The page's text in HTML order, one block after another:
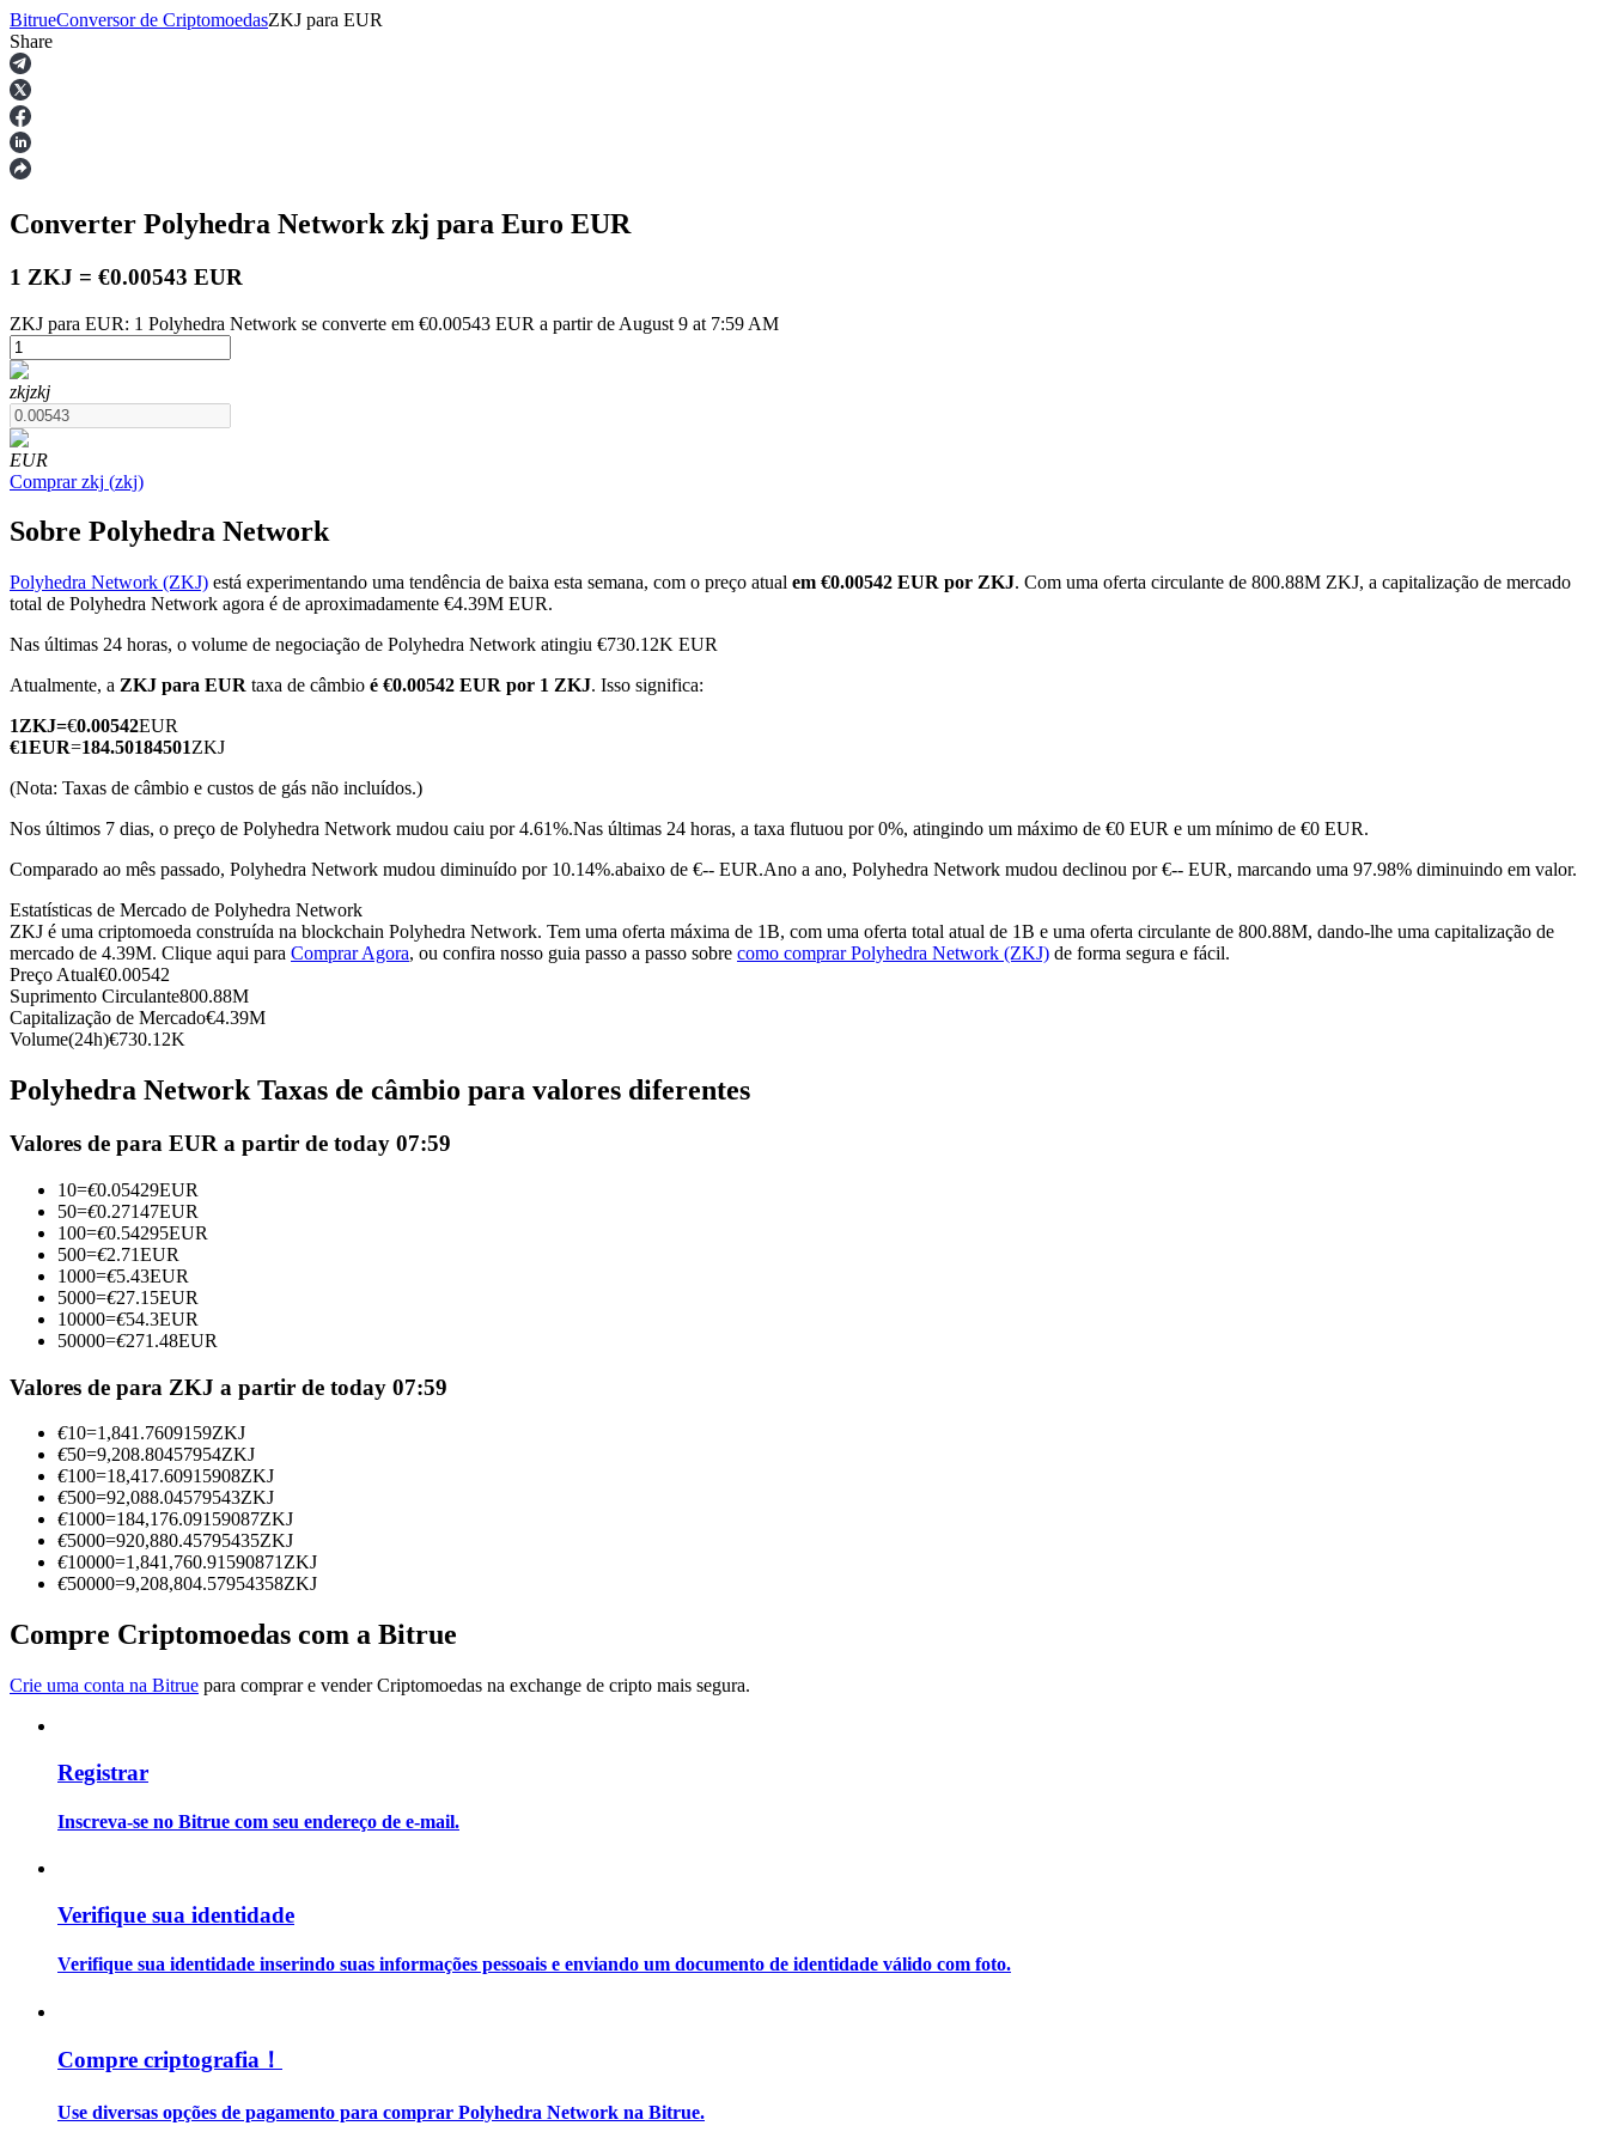
Futuros
Futuros de USDT
Futuros usando USDT como garantia
Futuros COIN-M
Futuros de criptomoeda
Futuros usando USDC como garantia
Copiar Trading
Junte-se aos principais traders
Torne-se um Trader de Cópias
Informação
Análise de big data, incluindo informações comerciais, etc.
BitrueConversor de CriptomoedasZKJ para EUR
Share
Converter Polyhedra Network zkj para Euro EUR
1 ZKJ = €0.00543 EUR
ZKJ para EUR: 1 Polyhedra Network se converte em €0.00543 EUR a partir de August 9 at 7:59 AM
zkjzkj
EUR
Comprar zkj (zkj)
Sobre Polyhedra Network
Polyhedra Network (ZKJ) está experimentando uma tendência de baixa esta semana, com o preço atual em €0.00542 EUR por ZKJ. Com uma oferta circulante de 800.88M ZKJ, a capitalização de mercado
total de Polyhedra Network agora é de aproximadamente €4.39M EUR.
Nas últimas 24 horas, o volume de negociação de Polyhedra Network atingiu €730.12K EUR
Atualmente, a ZKJ para EUR taxa de câmbio é €0.00542 EUR por 1 ZKJ. Isso significa:
1ZKJ=€0.00542EUR
€1EUR=184.50184501ZKJ
(Nota: Taxas de câmbio e custos de gás não incluídos.)
Nos últimos 7 dias, o preço de Polyhedra Network mudou caiu por 4.61%.Nas últimas 24 horas, a taxa flutuou por 0%, atingindo um máximo de €0 EUR e um mínimo de €0 EUR.
Comparado ao mês passado, Polyhedra Network mudou diminuído por 10.14%.abaixo de €-- EUR.Ano a ano, Polyhedra Network mudou declinou por €-- EUR, marcando uma 97.98% diminuindo em valor.
Estatísticas de Mercado de Polyhedra Network
ZKJ é uma criptomoeda construída na blockchain Polyhedra Network. Tem uma oferta máxima de 1B, com uma oferta total atual de 1B e uma oferta circulante de 800.88M, dando-lhe uma capitalização de
mercado de 4.39M. Clique aqui para Comprar Agora, ou confira nosso guia passo a passo sobre como comprar Polyhedra Network (ZKJ) de forma segura e fácil.
Preço Atual€0.00542
Suprimento Circulante800.88M
Capitalização de Mercado€4.39M
Volume(24h)€730.12K
Polyhedra Network Taxas de câmbio para valores diferentes
Valores de para EUR a partir de today 07:59
10=€0.05429EUR
50=€0.27147EUR
100=€0.54295EUR
500=€2.71EUR
1000=€5.43EUR
5000=€27.15EUR
10000=€54.3EUR
50000=€271.48EUR
Valores de para ZKJ a partir de today 07:59
€10=1,841.7609159ZKJ
€50=9,208.80457954ZKJ
€100=18,417.60915908ZKJ
€500=92,088.04579543ZKJ
€1000=184,176.09159087ZKJ
€5000=920,880.45795435ZKJ
€10000=1,841,760.91590871 ZKJ
€50000=9,208,804.57954358ZKJ
Compre Criptomoedas com a Bitrue
Crie uma conta na Bitrue para comprar e vender Criptomoedas na exchange de cripto mais segura.
Registrar
Inscreva-se no Bitrue com seu endereço de e-mail.
Verifique sua identidade
Verifique sua identidade inserindo suas informações pessoais e enviando um documento de identidade válido com foto.
Compre criptografia！
Use diversas opções de pagamento para comprar Polyhedra Network na Bitrue.